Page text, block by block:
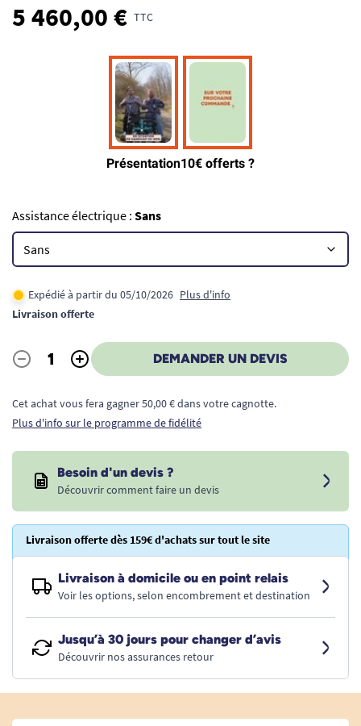
5 460,00 € TTC
Assistance électrique : Sans
Expédié à partir du 05/10/2026 Plus d'info
Livraison offerte
Quantité
- + DEMANDER UN DEVIS
Cet achat vous fera gagner 50,00 € dans votre cagnotte.
Plus d'info sur le programme de fidélité
Besoin d'un devis ?
Découvrir comment faire un devis
Livraison offerte dès 159€ d'achats sur tout le site
Livraison à domicile ou en point relais
Voir les options, selon encombrement et destination
Jusqu’à 30 jours pour changer d’avis
Découvrir nos assurances retour